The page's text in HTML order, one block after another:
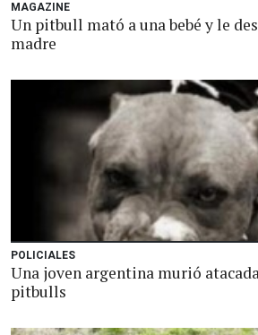
MAGAZINE
Un pitbull mató a una bebé y le
madre
POLICIALES
Una joven argentina murió
pitbulls